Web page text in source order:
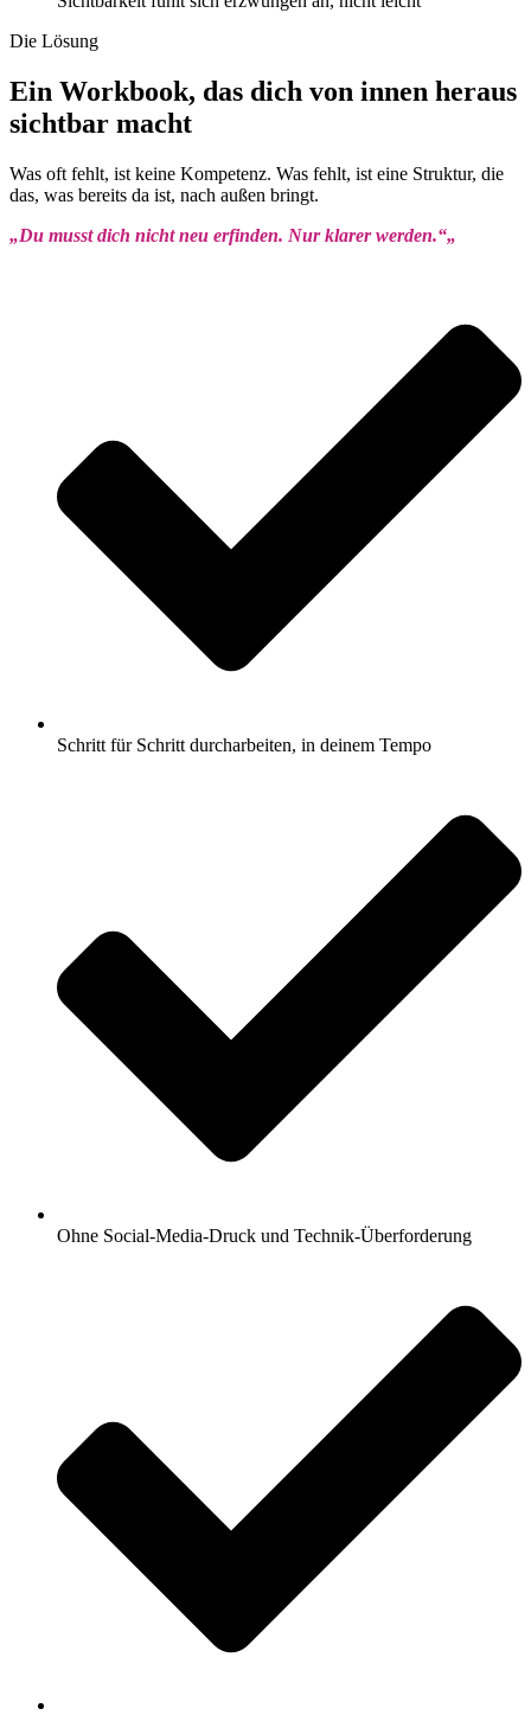
Die Lösung
Ein Workbook, das dich von innen heraus
sichtbar macht
Was oft fehlt, ist keine Kompetenz. Was fehlt, ist eine Struktur, die
das, was bereits da ist, nach außen bringt.
„Du musst dich nicht neu erfinden. Nur klarer werden.“„
Schritt für Schritt durcharbeiten, in deinem Tempo
Ohne Social-Media-Druck und Technik-Überforderung